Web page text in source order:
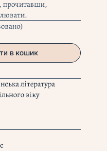
прочитавши,
в кошик
література
віку